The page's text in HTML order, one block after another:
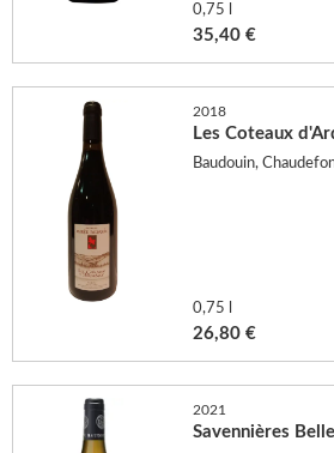
0,75 l
35,40 €
2018
Les Coteaux
Baudouin,
0,75 l
26,80 €
2021
Savennières